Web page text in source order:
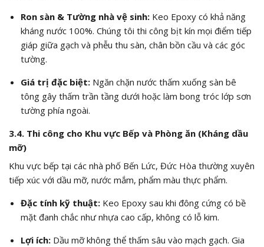
Ron sàn & Tường nhà vệ sinh:Keo Epoxy có khả năng
kháng nước 100%. Chúng tôi thi công bịt kín mọi điểm tiếp
giáp giữa gạch và phễu thu sàn, chân bồn cầu và các góc
tường.
Giá trị đặc biệt:Ngăn chặn nước thấm xuống sàn bê
tông gây thấm trần tầng dưới hoặc làm bong tróc lớp sơn
tường phía ngoài.
3.4. Thi công cho Khu vực Bếp và Phòng ăn (Kháng dầu
mỡ)
Khu vực bếp tại các nhà phố Bến Lức, Đức Hòa thường xuyên
tiếp xúc với dầu mỡ, nước mắm, phẩm màu thực phẩm.
Đặc tính kỹ thuật:Keo Epoxy sau khi đông cứng có bề
mặt đanh chắc như nhựa cao cấp, không có lỗ kim.
Lợi ích:Dầu mỡ không thể thấm sâu vào mạch gạch. Gia